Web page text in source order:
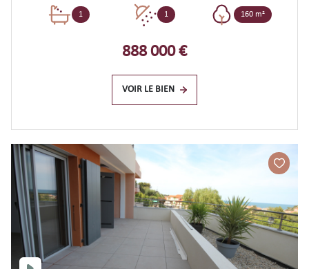
1 1 160 m²
888 000 €
VOIR LE BIEN